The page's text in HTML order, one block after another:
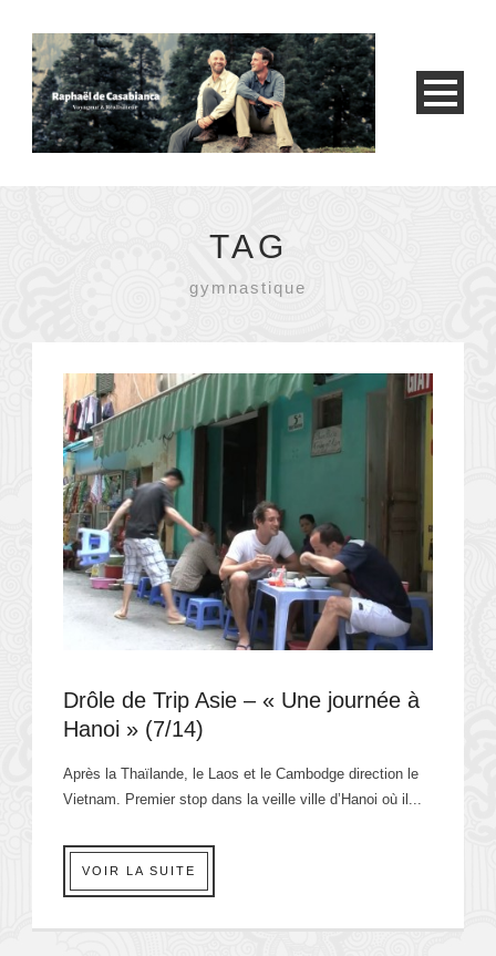
TAG
gymnastique
Drôle de Trip Asie – « Une journée à
Hanoi » (7/14)
Après la Thaïlande, le Laos et le Cambodge direction le
Vietnam. Premier stop dans la veille ville d’Hanoi où il...
VOIR LA SUITE